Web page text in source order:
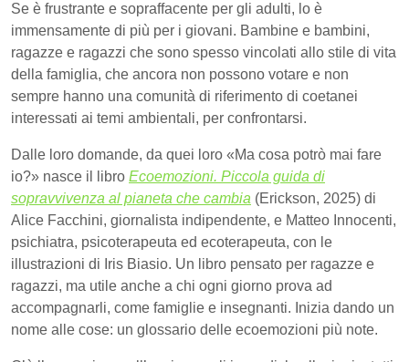
Se è frustrante e sopraffacente per gli adulti, lo è
immensamente di più per i giovani. Bambine e bambini,
ragazze e ragazzi che sono spesso vincolati allo stile di vita
della famiglia, che ancora non possono votare e non
sempre hanno una comunità di riferimento di coetanei
interessati ai temi ambientali, per confrontarsi.
Dalle loro domande, da quei loro «Ma cosa potrò mai fare
io?» nasce il libro Ecoemozioni. Piccola guida di
sopravvivenza al pianeta che cambia (Erickson, 2025) di
Alice Facchini, giornalista indipendente, e Matteo Innocenti,
psichiatra, psicoterapeuta ed ecoterapeuta, con le
illustrazioni di Iris Biasio. Un libro pensato per ragazze e
ragazzi, ma utile anche a chi ogni giorno prova ad
accompagnarli, come famiglie e insegnanti. Inizia dando un
nome alle cose: un glossario delle ecoemozioni più note.